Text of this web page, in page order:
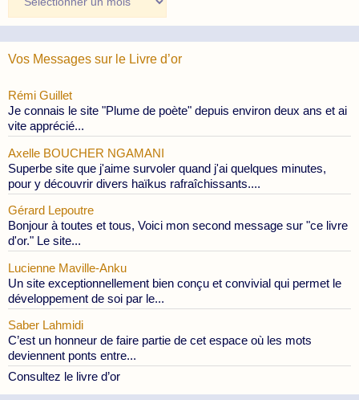
des
Publications
Vos Messages sur le Livre d’or
Rémi Guillet
Je connais le site "Plume de poète" depuis environ deux ans et ai
vite apprécié...
Axelle BOUCHER NGAMANI
Superbe site que j'aime survoler quand j'ai quelques minutes,
pour y découvrir divers haïkus rafraîchissants....
Gérard Lepoutre
Bonjour à toutes et tous, Voici mon second message sur "ce livre
d'or." Le site...
Lucienne Maville-Anku
Un site exceptionnellement bien conçu et convivial qui permet le
développement de soi par le...
Saber Lahmidi
C’est un honneur de faire partie de cet espace où les mots
deviennent ponts entre...
Consultez le livre d’or